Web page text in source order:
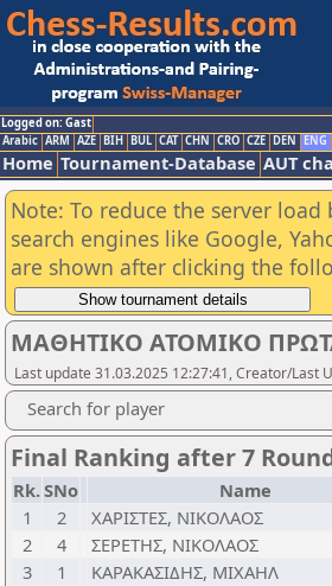
Logged on: Gast
Arabic ARM AZE BIH BUL CAT CHN CRO CZE DEN ENG
Home Tournament-Database AUT
Note: To reduce the server
search engines like Google,
are shown after clicking the
ΜΑΘΗΤΙΚΟ ΑΤΟΜΙΚΟ
Last update 31.03.2025 12:27:41, Creator/Last
Search for player
Final Ranking after 7
Rk.SNo Name
1
2 ΧΑΡΙΣΤΕΣ, ΝΙΚΟΛΑΟΣ
2
4 ΣΕΡΕΤΗΣ, ΝΙΚΟΛΑΟΣ
3
1 ΚΑΡΑΚΑΣΙΔΗΣ, ΜΙΧΑΗΛ